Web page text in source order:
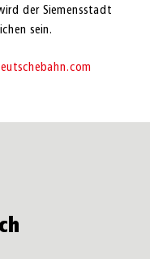
der Siemensstadt
sein.